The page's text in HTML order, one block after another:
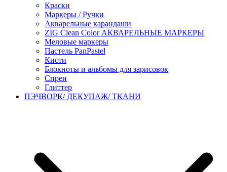
Краски
Маркеры / Ручки
Акварельные карандаши
ZIG Clean Color АКВАРЕЛЬНЫЕ МАРКЕРЫ
Меловые маркеры
Пастель PanPastel
Кисти
Блокноты и альбомы для зарисовок
Спреи
Глиттер
ПЭЧВОРК/ ДЕКУПАЖ/ ТКАНИ